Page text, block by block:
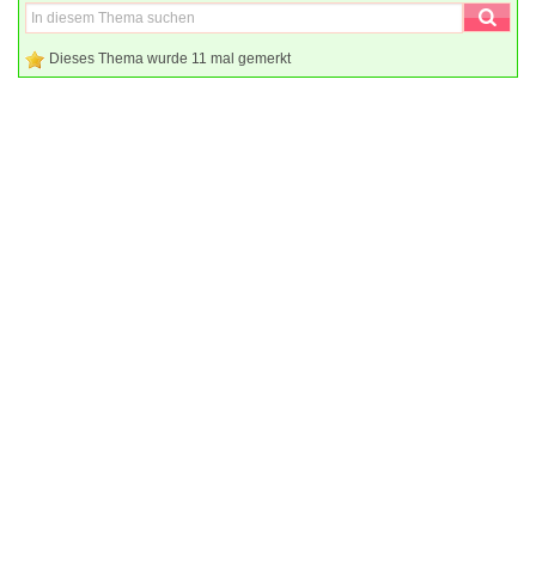
Dieses Thema wurde 11 mal gemerkt